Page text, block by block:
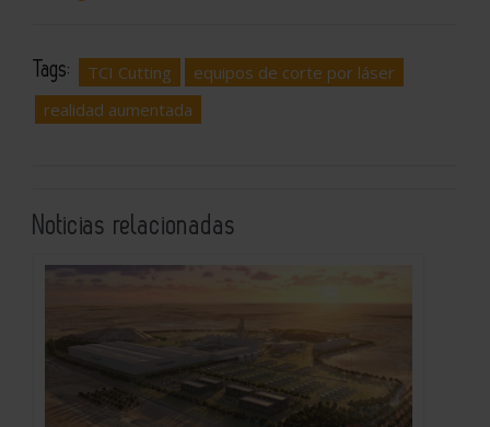
Tags: TCI Cutting
equipos de corte por láser
realidad aumentada
Noticias relacionadas